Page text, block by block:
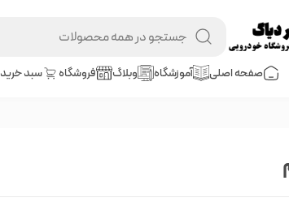
صفحه اصلی آموزشگاه وبلاگ فروشگاه سبد خرید